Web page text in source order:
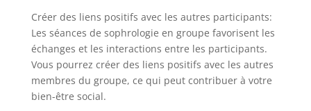
Créer des liens positifs avec les autres participants:
Les séances de sophrologie en groupe favorisent les
échanges et les interactions entre les participants.
Vous pourrez créer des liens positifs avec les autres
membres du groupe, ce qui peut contribuer à votre
bien-être social.